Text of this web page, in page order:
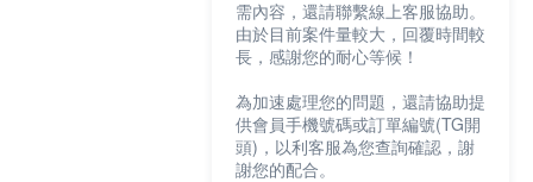
需內容，還請聯繫線上客服協助。
由於目前案件量較大，回覆時間較
長，感謝您的耐心等候！
為加速處理您的問題，還請協助提
供會員手機號碼或訂單編號(TG開
頭)，以利客服為您查詢確認，謝
謝您的配合。